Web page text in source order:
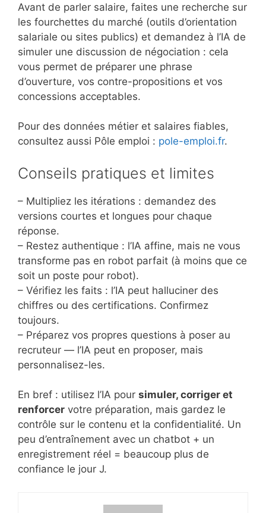
Avant de parler salaire, faites une recherche sur
les fourchettes du marché (outils d’orientation
salariale ou sites publics) et demandez à l’IA de
simuler une discussion de négociation : cela
vous permet de préparer une phrase
d’ouverture, vos contre-propositions et vos
concessions acceptables.
Pour des données métier et salaires fiables,
consultez aussi Pôle emploi : pole-emploi.fr.
Conseils pratiques et limites
– Multipliez les itérations : demandez des
versions courtes et longues pour chaque
réponse.
– Restez authentique : l’IA affine, mais ne vous
transforme pas en robot parfait (à moins que ce
soit un poste pour robot).
– Vérifiez les faits : l’IA peut halluciner des
chiffres ou des certifications. Confirmez
toujours.
– Préparez vos propres questions à poser au
recruteur — l’IA peut en proposer, mais
personnalisez-les.
En bref : utilisez l’IA pour simuler, corriger et
renforcer votre préparation, mais gardez le
contrôle sur le contenu et la confidentialité. Un
peu d’entraînement avec un chatbot + un
enregistrement réel = beaucoup plus de
confiance le jour J.